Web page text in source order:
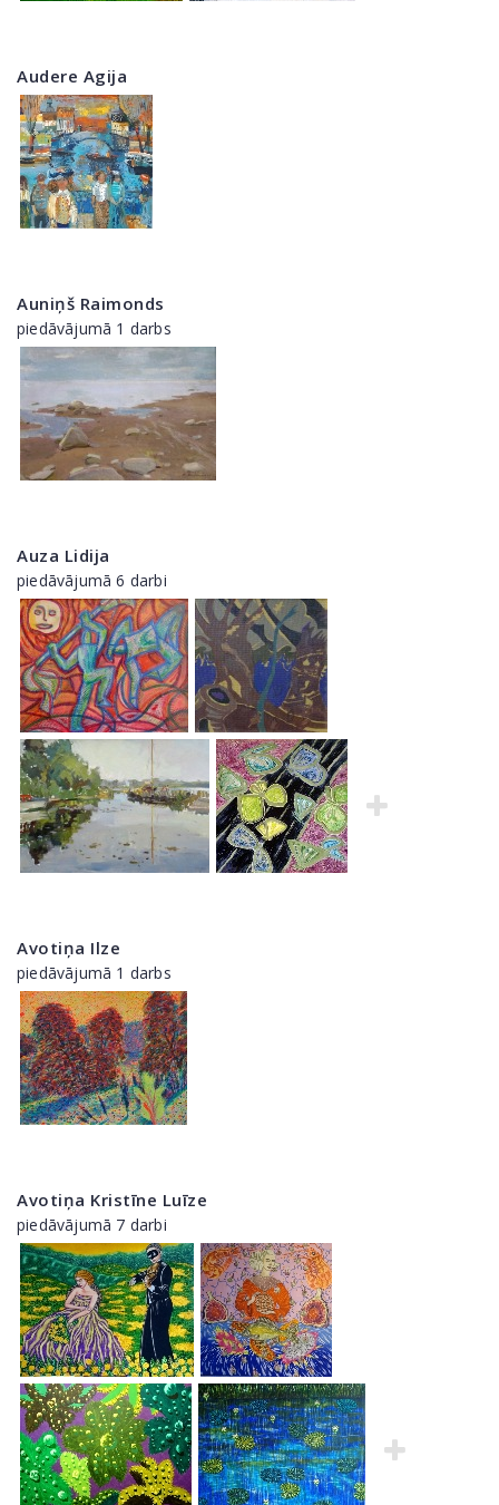
Audere Agija
Auniņš Raimonds
piedāvājumā 1 darbs
Auza Lidija
piedāvājumā 6 darbi
Avotiņa Ilze
piedāvājumā 1 darbs
Avotiņa Kristīne Luīze
piedāvājumā 7 darbi